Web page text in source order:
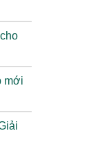
mới